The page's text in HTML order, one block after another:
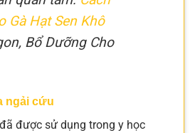
Gà Hạt Sen Khô
Bổ Dưỡng Cho
ngải cứu
được sử dụng trong y học